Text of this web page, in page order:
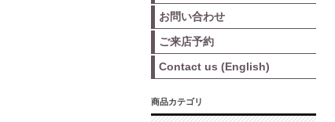
お問い合わせ
ご来店予約
Contact us (English)
商品カテゴリ